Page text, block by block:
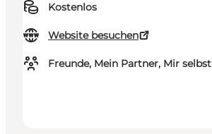
Kostenlos
Website besuchen
Freunde, Mein Partner, Mir selbst